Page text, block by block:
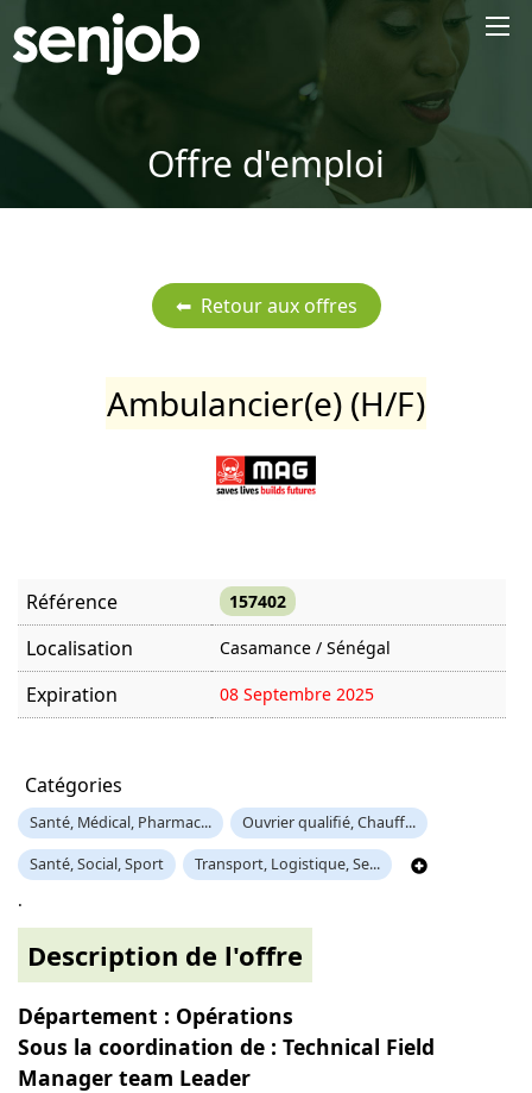
Offre d'emploi
Ambulancier(e) (H/F)
Référence 157402
Localisation Casamance / Sénégal
Expiration 08 Septembre 2025
Catégories
Santé, Médical, Pharmac... Ouvrier qualifié, Chauff...
Santé, Social, Sport Transport, Logistique, Se...
.
Description de l'offre
Département : Opérations
Sous la coordination de : Technical Field
Manager team Leader